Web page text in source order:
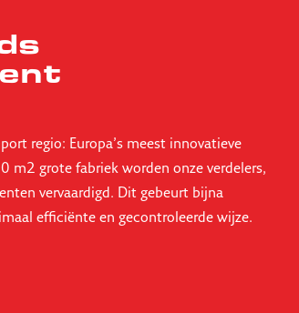
regio: Europa’s meest innovatieve
m2 grote fabriek worden onze verdelers,
vervaardigd. Dit gebeurt bijna
efficiënte en gecontroleerde wijze.